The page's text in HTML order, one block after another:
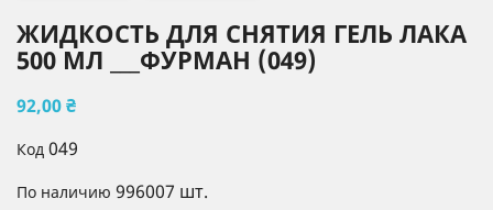
ЖИДКОСТЬ ДЛЯ СНЯТИЯ ГЕЛЬ ЛАКА
500 МЛ ___ФУРМАН (049)
92,00 ₴
Код 049
По наличию 996007 шт.